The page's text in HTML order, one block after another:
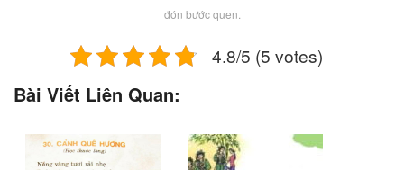
đón bước quen.
4.8/5 (5 votes)
Bài Viết Liên Quan: